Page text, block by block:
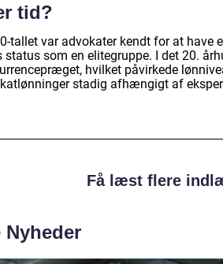
tid?
tallet var advokater kendt for at have
status som en elitegruppe. I det 20.
hvilket påvirkede
stadig afhængigt af
Få læst flere
Nyheder